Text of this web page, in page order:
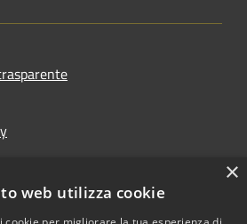
×
web utilizza cookie